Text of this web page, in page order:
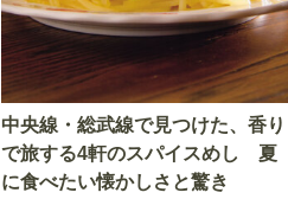
中央線・総武線で見つけた、香り
で旅する4軒のスパイスめし 夏
に食べたい懐かしさと驚き